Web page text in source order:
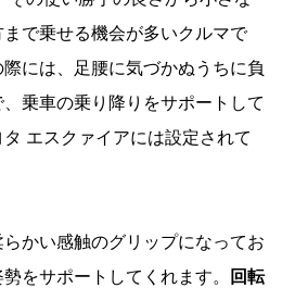
で乗せる機会が多いクルマで
には、足腰に気づかぬうちに負
乗車の乗り降りをサポートして
エスクァイアには設定されて
らかい感触のグリップになってお
をサポートしてくれます。
回転